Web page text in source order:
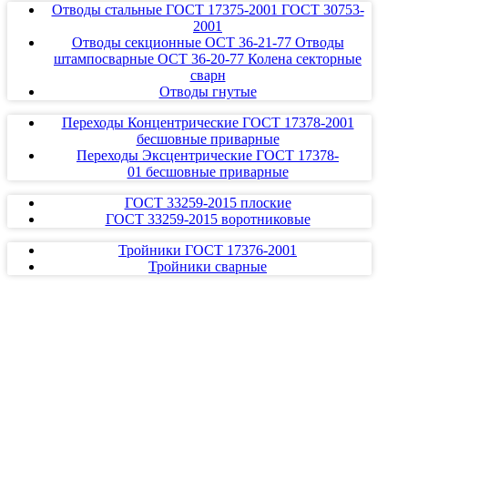
Отводы стальные ГОСТ 17375-2001 ГОСТ 30753-
2001
Отводы секционные ОСТ 36-21-77 Отводы
штампосварные ОСТ 36-20-77 Колена секторные
сварн
Отводы гнутые
Переходы Концентрические ГОСТ 17378-2001
бесшовные приварные
Переходы Эксцентрические ГОСТ 17378-
01 бесшовные приварные
ГОСТ 33259-2015 плоские
ГОСТ 33259-2015 воротниковые
Тройники ГОСТ 17376-2001
Тройники сварные